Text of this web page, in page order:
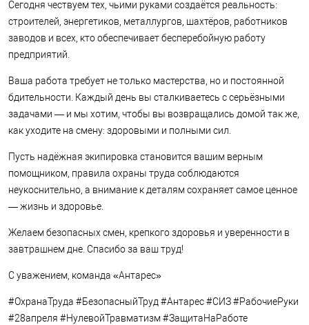
Сегодня чествуем тех, чьими руками создаётся реальность:
строителей, энергетиков, металлургов, шахтёров, работников
заводов и всех, кто обеспечивает бесперебойную работу
предприятий.
Ваша работа требует не только мастерства, но и постоянной
бдительности. Каждый день вы сталкиваетесь с серьёзными
задачами — и мы хотим, чтобы вы возвращались домой так же,
как уходите на смену: здоровыми и полными сил.
Пусть надёжная экипировка становится вашим верным
помощником, правила охраны труда соблюдаются
неукоснительно, а внимание к деталям сохраняет самое ценное
— жизнь и здоровье.
Желаем безопасных смен, крепкого здоровья и уверенности в
завтрашнем дне. Спасибо за ваш труд!
С уважением, команда «Антарес»
#ОхранаТруда #БезопасныйТруд #Антарес #СИЗ #РабочиеРуки
#28апреля #НулевойТравматизм #ЗащитаНаРаботе